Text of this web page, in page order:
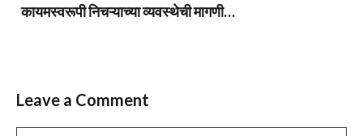
कायमस्वरूपी निचऱ्याच्या व्यवस्थेची मागणी…
Leave a Comment